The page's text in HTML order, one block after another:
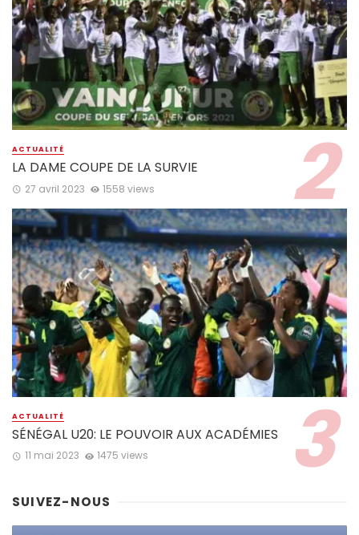
ACTUALITÉ
LA DAME COUPE DE LA SURVIE
27 avril 2023 1558 views
ACTUALITÉ
SÉNÉGAL U20: LE POUVOIR AUX ACADÉMIES
11 mai 2023 1475 views
SUIVEZ-NOUS